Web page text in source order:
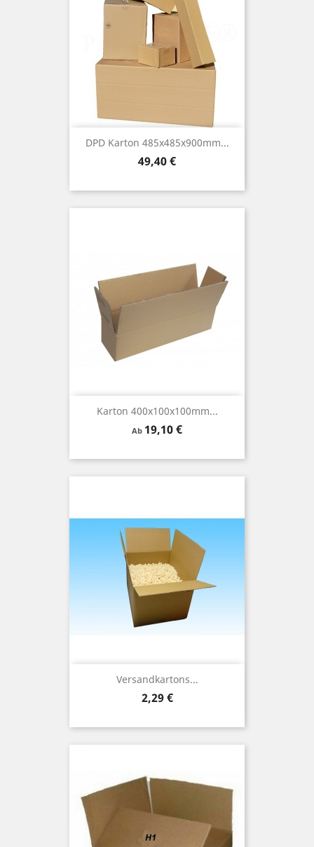
DPD Karton 485x485x900mm...
Preis
49,40 €
Karton 400x100x100mm...
Ab Preis
19,10 €
Versandkartons...
Preis
2,29 €